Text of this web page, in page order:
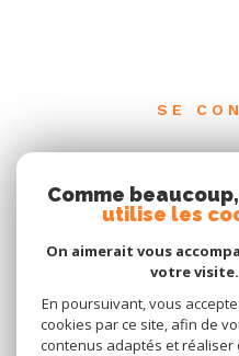
SE
Comme
utilise les
On aimerait vous
votre visite.
En poursuivant, vous
cookies par ce site, afin de
contenus adaptés et réaliser